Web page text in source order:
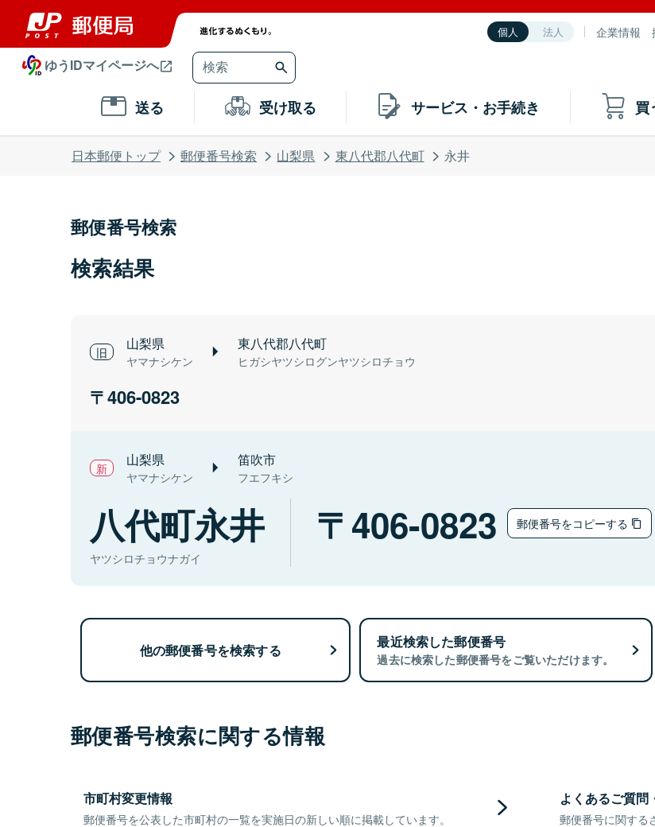
個人 法人 企業情報
ゆうIDマイページへ
送る 受け取る サービス・お手続き 買
日本郵便トップ 郵便番号検索 山梨県 東八代郡八代町 永井
郵便番号検索
検索結果
山梨県
ヤマナシケン
東八代郡八代町
ヒガシヤツシログンヤツシロチョウ
406-0823
山梨県
ヤマナシケン
笛吹市
フエフキシ
八代町永井
ヤツシロチョウナガイ
406-0823 郵便番号をコピーする
他の郵便番号を検索する 最近検索した郵便番号
過去に検索した郵便番号をご覧いただけます。
郵便番号検索に関する情報
市町村変更情報
郵便番号を公表した市町村の一覧を実施日の新しい順に掲載しています。
よくあるご質問
郵便番号に関する